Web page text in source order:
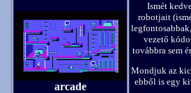
arcade
Ismét
robotjait
vezető
továbbra sem
Mondjuk az
ebből is egy